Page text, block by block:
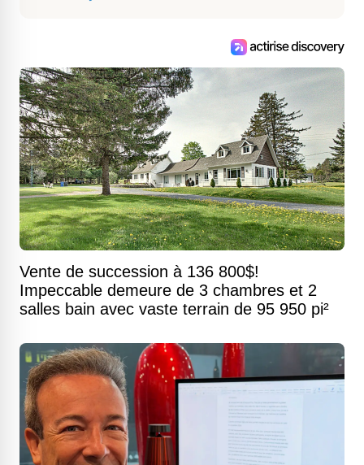
Vente de succession à 136 800$!
Impeccable demeure de 3 chambres et 2
salles bain avec vaste terrain de 95 950 pi²